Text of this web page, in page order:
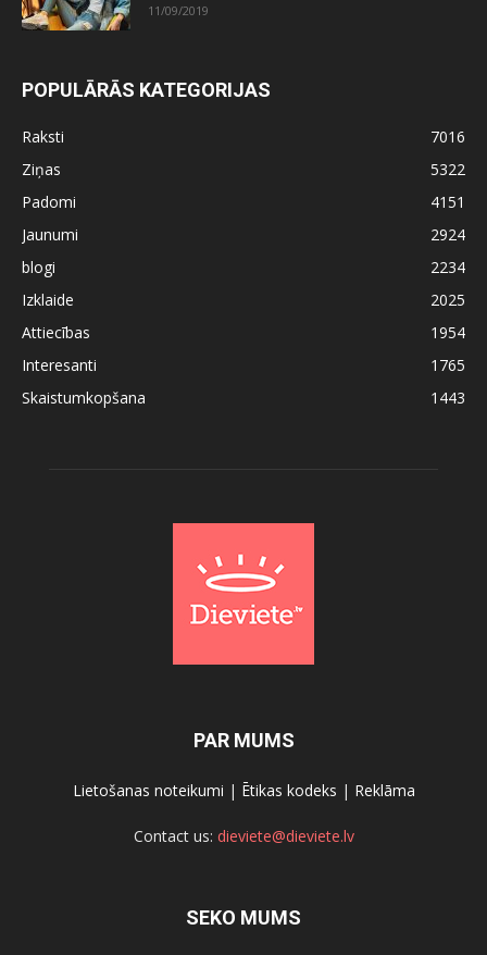
11/09/2019
POPULĀRĀS KATEGORIJAS
Raksti
7016
Ziņas
5322
Padomi
4151
Jaunumi
2924
blogi
2234
Izklaide
2025
Attiecības
1954
Interesanti
1765
Skaistumkopšana
1443
PAR MUMS
Lietošanas noteikumi | Ētikas kodeks | Reklāma
Contact us: dieviete@dieviete.lv
SEKO MUMS